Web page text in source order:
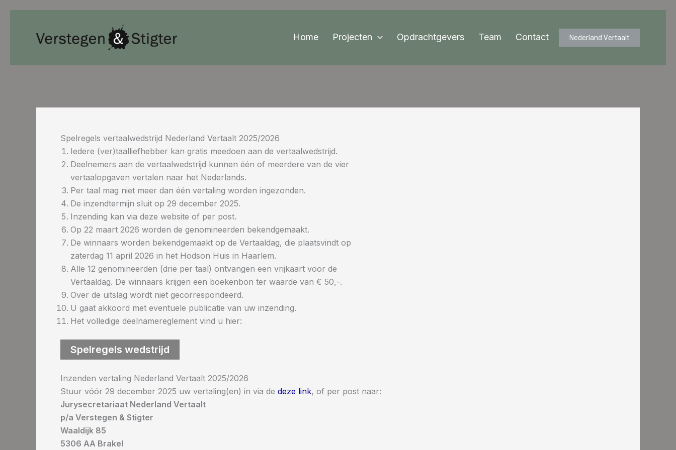
Home Projecten Opdrachtgevers Team Contact Nederland Vertaalt
Spelregels vertaalwedstrijd Nederland Vertaalt 2025/2026
Iedere (ver)taalliefhebber kan gratis meedoen aan de vertaalwedstrijd.
Deelnemers aan de vertaalwedstrijd kunnen één of meerdere van de vier
vertaalopgaven vertalen naar het Nederlands.
Per taal mag niet meer dan één vertaling worden ingezonden.
De inzendtermijn sluit op 29 december 2025.
Inzending kan via deze website of per post.
Op 22 maart 2026 worden de genomineerden bekendgemaakt.
De winnaars worden bekendgemaakt op de Vertaaldag, die plaatsvindt op
zaterdag 11 april 2026 in het Hodson Huis in Haarlem.
Alle 12 genomineerden (drie per taal) ontvangen een vrijkaart voor de
Vertaaldag. De winnaars krijgen een boekenbon ter waarde van € 50,-.
Over de uitslag wordt niet gecorrespondeerd.
U gaat akkoord met eventuele publicatie van uw inzending.
Het volledige deelnamereglement vind u hier:
Spelregels wedstrijd
Inzenden vertaling Nederland Vertaalt 2025/2026
Stuur vóór 29 december 2025 uw vertaling(en) in via de deze link, of per post naar:
Jurysecretariaat Nederland Vertaalt
p/a Verstegen & Stigter
Waaldijk 85
5306 AA Brakel